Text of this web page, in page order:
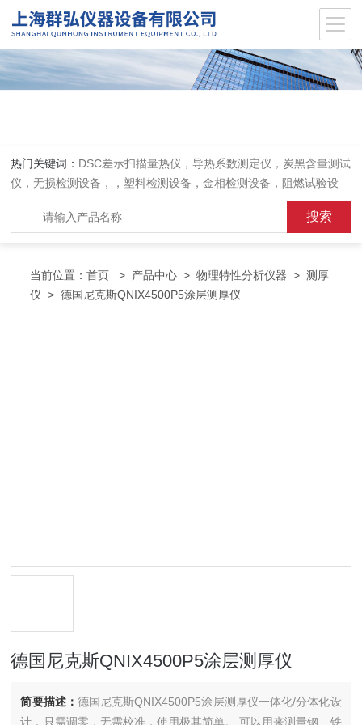
热门关键词： DSC差示扫描量热仪，导热系数测定仪，炭黑含量测试
仪，无损检测设备，，塑料检测设备，金相检测设备，阻燃试验设
备，耐环境老化设备，金属检测设备，量具量仪
当前位置：首页 > 产品中心 >物理特性分析仪器 >测厚
仪 > 德国尼克斯QNIX4500P5涂层测厚仪
德国尼克斯QNIX4500P5涂层测厚仪
简要描述： 德国尼克斯QNIX4500P5涂层测厚仪一体化/分体化设
计，只需调零，无需校准，使用极其简单。 可以用来测量钢、铁